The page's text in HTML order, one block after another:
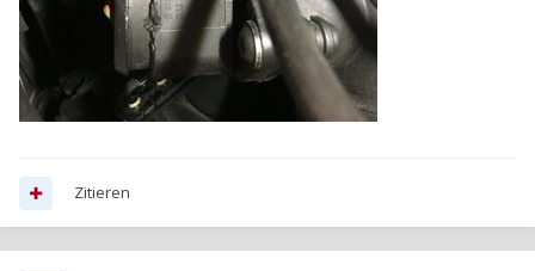
Zitieren